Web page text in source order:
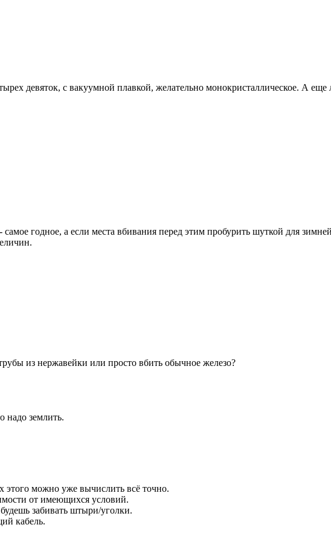
девяток, с вакуумной плавкой, желательно монокристаллическое. А еще
годное, а если места вбивания перед этим пробурить шуткой для
из нержавейки или просто вбить обычное железо?
надо землить.
этого можно уже вычислить всё точно.
от имеющихся условий.
забивать штыри/уголки.
кабель.